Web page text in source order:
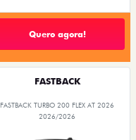
Quero agora!
FASTBACK
FASTBACK TURBO 200 FLEX AT 2026
2026/2026